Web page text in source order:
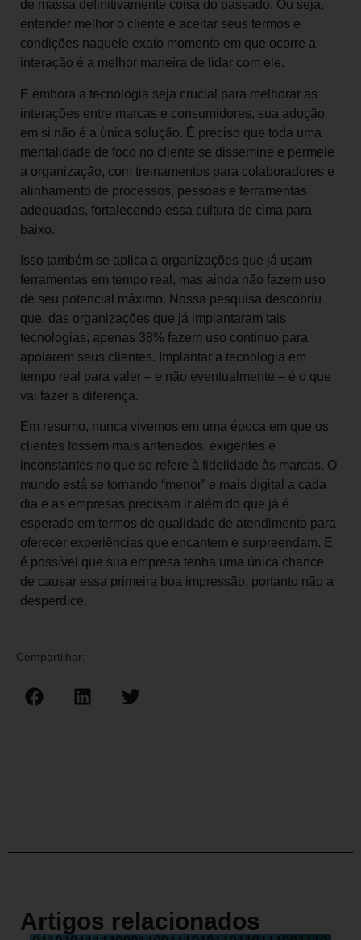
de massa definitivamente coisa do passado. Ou seja,
entender melhor o cliente e aceitar seus termos e
condições naquele exato momento em que ocorre a
interação é a melhor maneira de lidar com ele.
E embora a tecnologia seja crucial para melhorar as
interações entre marcas e consumidores, sua adoção
em si não é a única solução. É preciso que toda uma
mentalidade de foco no cliente se dissemine e permeie
a organização, com treinamentos para colaboradores e
alinhamento de processos, pessoas e ferramentas
adequadas, fortalecendo essa cultura de cima para
baixo.
Isso também se aplica a organizações que já usam
ferramentas em tempo real, mas ainda não fazem uso
de seu potencial máximo. Nossa pesquisa descobriu
que, das organizações que já implantaram tais
tecnologias, apenas 38% fazem uso contínuo para
apoiarem seus clientes. Implantar a tecnologia em
tempo real para valer – e não eventualmente – é o que
vai fazer a diferença.
Em resumo, nunca vivemos em uma época em que os
clientes fossem mais antenados, exigentes e
inconstantes no que se refere à fidelidade às marcas. O
mundo está se tornando “menor” e mais digital a cada
dia e as empresas precisam ir além do que já é
esperado em termos de qualidade de atendimento para
oferecer experiências que encantem e surpreendam. E
é possível que sua empresa tenha uma única chance
de causar essa primeira boa impressão, portanto não a
desperdice.
Compartilhar:
Artigos relacionados